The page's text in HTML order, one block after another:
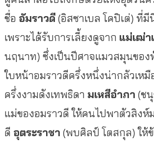
ชื่อ อัมราวดี(อิสซาเบล โคปิเต่) ที่มี
เพราะได้รับการเลี้ยงดูจาก แม่เฒ่า
นฤนาท) ซึ่งเป็นปีศาจแมวสมุนของ
ใบหน้าอมราวดีครึ่งหนึ่งน่ากลัวเห
ครึ่งงามดังเทพธิดา มเหสีอำภา (ช
แม่ของอมราวดี ให้คนไปพาตัวสิงห์
ดี อุตระราชา (พบศิลป์ โตสกุล) ให้